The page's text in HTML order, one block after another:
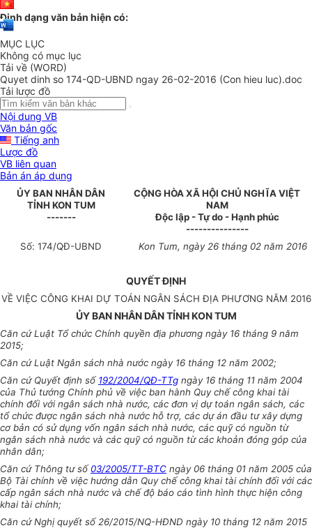
Định dạng văn bản hiện có:
MỤC LỤC
Không có mục lục
Tải về (WORD)
Quyet dinh so 174-QD-UBND ngay 26-02-2016 (Con hieu luc).doc
Tải lược đồ
Nội dung VB
Văn bản gốc
Tiếng anh
Lược đồ
VB liên quan
Bản án áp dụng
ỦY BAN NHÂN DÂN
TỈNH KON TUM
-------
CỘNG HÒA XÃ HỘI CHỦ NGHĨA VIỆT
NAM
Độc lập - Tự do - Hạnh phúc
---------------
Số: 174/QĐ-UBND Kon Tum, ngày 26tháng 02năm 2016
QUYẾT ĐỊNH
VỀ VIỆC CÔNG KHAI DỰ TOÁN NGÂN SÁCH ĐỊA PHƯƠNG NĂM 2016
ỦYBAN NHÂN DÂN TỈNH KON TUM
Căn cứ Luật Tổchức Chính quyền địa phương ngày 16 tháng 9 năm
2015;
Căn cứ Luật Ngân sách nhà nước ngày 16 tháng 12 năm 2002;
Căn cứ Quyết định số 192/2004/QĐ-TTg ngày 16 tháng 11 năm 2004
của Thủ tướng Chính phủ về việc ban hành Quy chế công khai tài
chính đối với ngân sách nhà nước, các đơn vị dự toán ngân sách, các
tổ chức được ngân sách nhà nước hỗ trợ, các dự án đầu tư xây dựng
cơ bản có sửdụng vốn ngân sách nhà nước, các quỹ có nguồn từ
ngân sách nhà nước và các quỹ có nguồn từ các khoản đóng góp của
nhân dân;
Căn cứ Thông tư số 03/2005/TT-BTC ngày 06 tháng 01 năm 2005 của
Bộ Tài chính về việc hướng dẫn Quy chế công khai tài chính đối với các
cấp ngân sách nhà nước và chế độ báo cáo tình hình thực hiện công
khai tài chính;
Căn cứ Nghị quyết số 26/2015/NQ-HĐND ngày 10 tháng 12 năm 2015